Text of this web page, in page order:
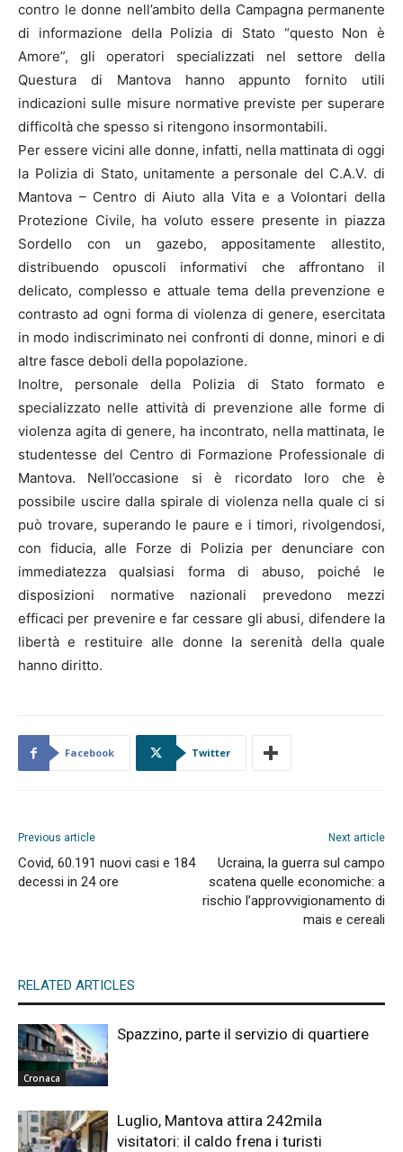
contro le donne nell’ambito della Campagna permanente
di informazione della Polizia di Stato “questo Non è
Amore”, gli operatori specializzati nel settore della
Questura di Mantova hanno appunto fornito utili
indicazioni sulle misure normative previste per superare
difficoltà che spesso si ritengono insormontabili.
Per essere vicini alle donne, infatti, nella mattinata di oggi
la Polizia di Stato, unitamente a personale del C.A.V. di
Mantova – Centro di Aiuto alla Vita e a Volontari della
Protezione Civile, ha voluto essere presente in piazza
Sordello con un gazebo, appositamente allestito,
distribuendo opuscoli informativi che affrontano il
delicato, complesso e attuale tema della prevenzione e
contrasto ad ogni forma di violenza di genere, esercitata
in modo indiscriminato nei confronti di donne, minori e di
altre fasce deboli della popolazione.
Inoltre, personale della Polizia di Stato formato e
specializzato nelle attività di prevenzione alle forme di
violenza agita di genere, ha incontrato, nella mattinata, le
studentesse del Centro di Formazione Professionale di
Mantova. Nell’occasione si è ricordato loro che è
possibile uscire dalla spirale di violenza nella quale ci si
può trovare, superando le paure e i timori, rivolgendosi,
con fiducia, alle Forze di Polizia per denunciare con
immediatezza qualsiasi forma di abuso, poiché le
disposizioni normative nazionali prevedono mezzi
efficaci per prevenire e far cessare gli abusi, difendere la
libertà e restituire alle donne la serenità della quale
hanno diritto.
Facebook Twitter
Previous article
Covid, 60.191 nuovi casi e 184
decessi in 24 ore
Next article
Ucraina, la guerra sul campo
scatena quelle economiche: a
rischio l’approvvigionamento di
mais e cereali
RELATED ARTICLES
Cronaca
Spazzino, parte il servizio di quartiere
Luglio, Mantova attira 242mila
visitatori: il caldo frena i turisti